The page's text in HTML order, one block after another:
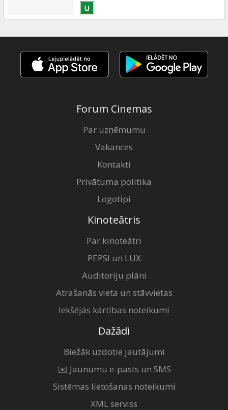
Forum Cinemas
Par uzņēmumu
Vakances
Kontakti
Privātuma politika
Logotipi
Kinoteātris
Par kinoteātri
PEPSI un LUX
Auditoriju plāni
Atrašanās vieta un stāvvietas
Iekšējās kārtības noteikumi
Dažādi
Biežāk uzdotie jautājumi
✉️ Jaunumu e-pasts un SMS
Sistēmas lietošanas noteikumi
XML serviss